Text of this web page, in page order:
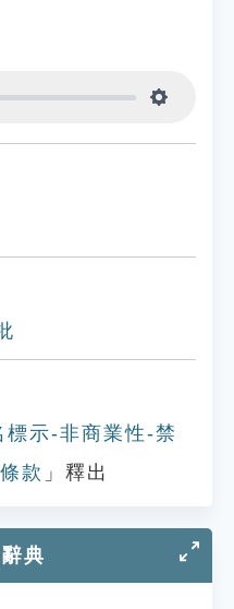
示-非商業性-禁
款 」釋出
典